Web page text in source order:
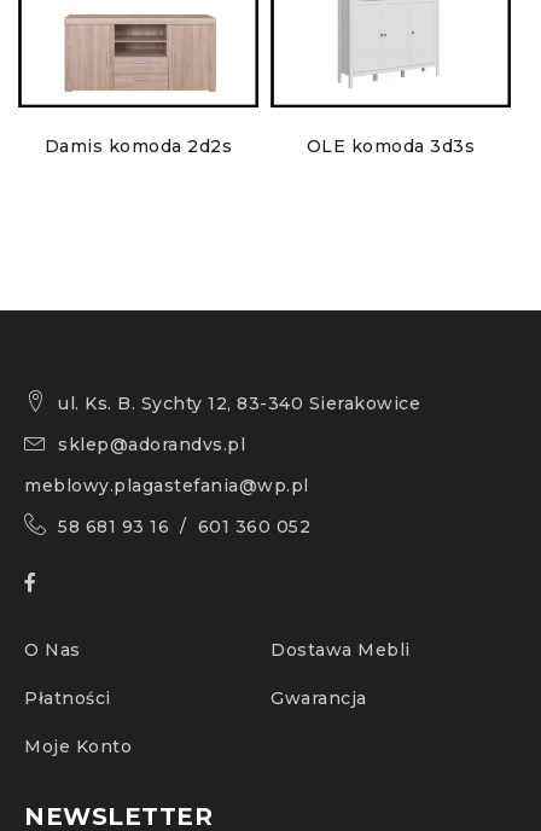
Damis komoda 2d2s OLE komoda 3d3s
ul. Ks. B. Sychty 12, 83-340 Sierakowice
sklep@adorandvs.pl
meblowy.plagastefania@wp.pl
58 681 93 16 / 601 360 052
O Nas Dostawa Mebli
Płatności Gwarancja
Moje Konto
NEWSLETTER